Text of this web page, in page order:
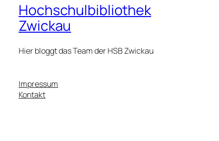
Hochschulbibliothek
Zwickau
Hier bloggt das Team der HSB Zwickau
Impressum
Kontakt